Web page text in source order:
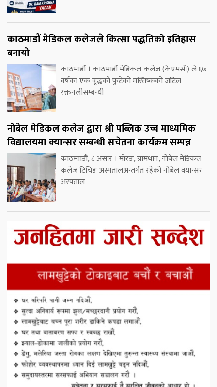
काठमाडौं मेडिकल कलेजले कित्सा पद्धतिको इतिहास
बनायो
काठमाडौं । काठमाडौं मेडिकल कलेज (केएमसी) ले ६७
वर्षका एक वृद्धको फुटेको मस्तिष्कको जटिल
रक्तनलीसम्बन्धी
नोबेल मेडिकल कलेज द्वारा श्री पब्लिक उच्च माध्यमिक
विद्यालयमा क्यान्सर सम्बन्धी सचेतना कार्यक्रम सम्पन्न
काठमााडौं, ८ असार । मोरङ, ग्रामथान, नोबेल मेडिकल
कलेज टिचिङ अस्पतालअन्तर्गत रहेको नोबेल क्यान्सर
अस्पताल